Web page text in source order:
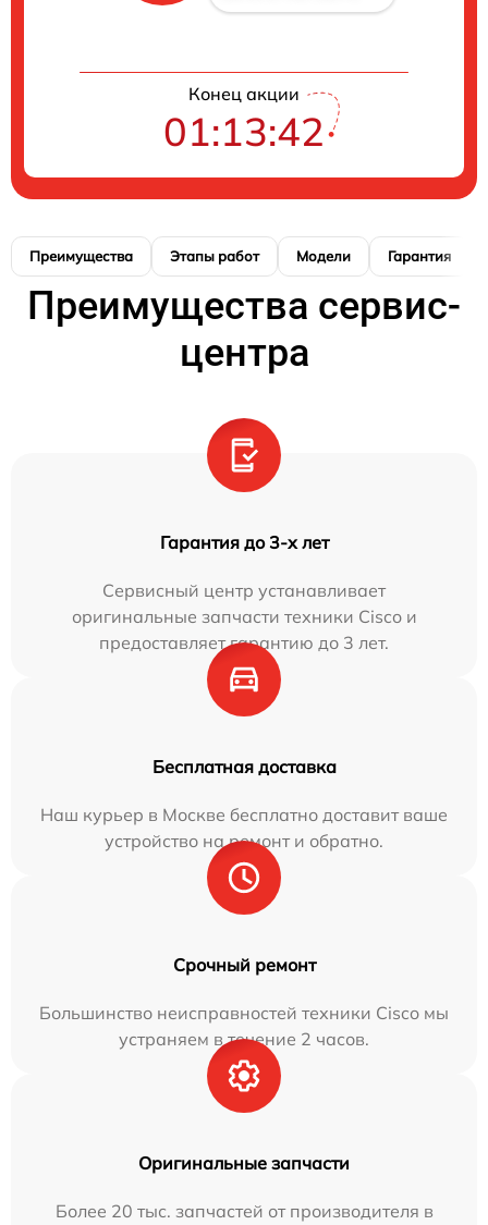
Конец акции
01:13:41
Преимущества Этапы работ Модели Гарантия
Преимущества сервис-
центра
Гарантия до 3-х лет
Сервисный центр устанавливает
оригинальные запчасти техники Cisco и
предоставляет гарантию до 3 лет.
Бесплатная доставка
Наш курьер в Москве бесплатно доставит ваше
устройство на ремонт и обратно.
Срочный ремонт
Большинство неисправностей техники Cisco мы
устраняем в течение 2 часов.
Оригинальные запчасти
Более 20 тыс. запчастей от производителя в